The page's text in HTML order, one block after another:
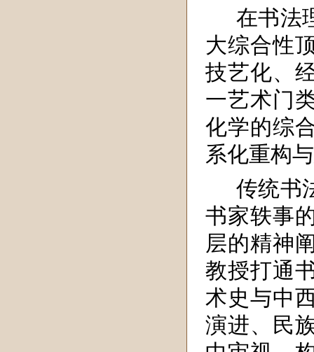
在书法
大综合性
技艺化、
一艺术门
化学的综
系化重构
传统书
书家轶事
层的精神
教授打通
术史与中
演进、民